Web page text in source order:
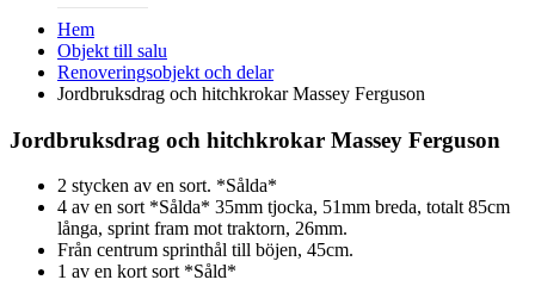
Hem
Objekt till salu
Renoveringsobjekt och delar
Jordbruksdrag och hitchkrokar Massey Ferguson
Jordbruksdrag och hitchkrokar Massey Ferguson
2 stycken av en sort. *Sålda*
4 av en sort *Sålda* 35mm tjocka, 51mm breda, totalt 85cm
långa, sprint fram mot traktorn, 26mm.
Från centrum sprinthål till böjen, 45cm.
1 av en kort sort *Såld*